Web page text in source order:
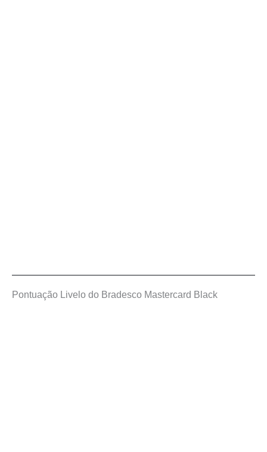
Pontuação Livelo do Bradesco Mastercard Black